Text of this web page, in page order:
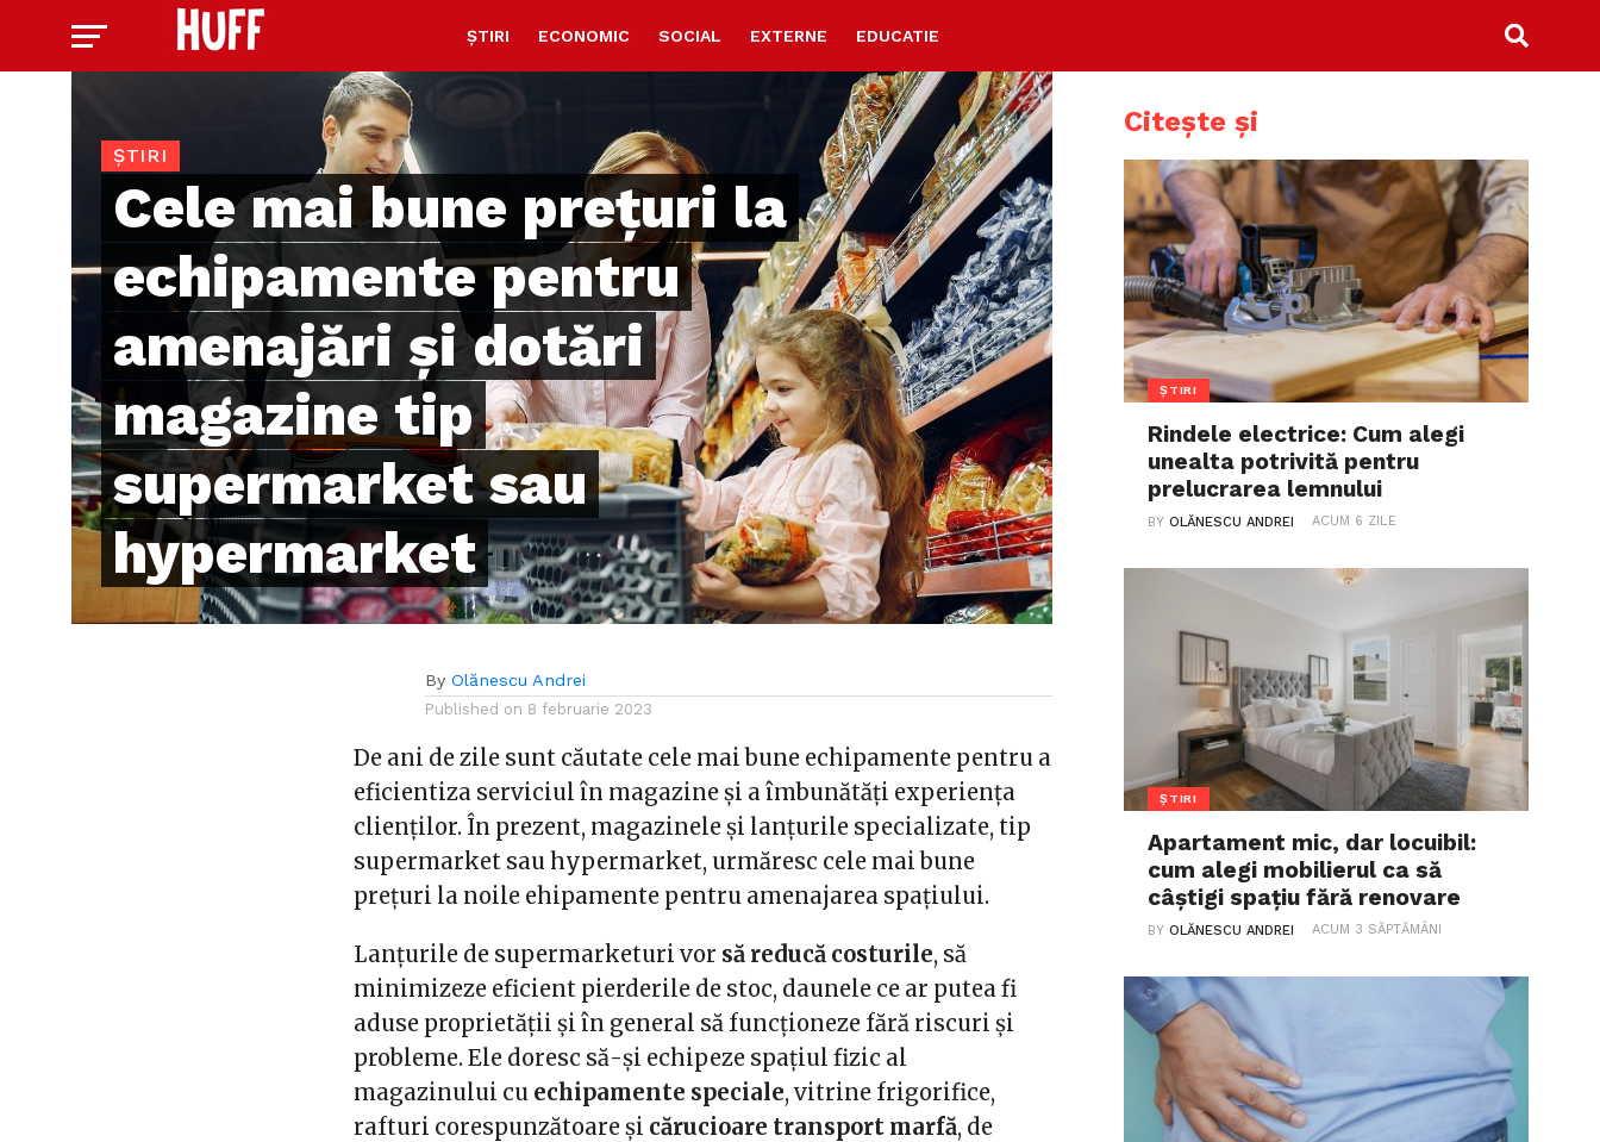
ȘTIRI ECONOMIC SOCIAL EXTERNE EDUCATIE
ȘTIRI
Cele mai bune prețuri la
echipamente pentru
amenajări și dotări
magazine tip
supermarket sau
hypermarket
By Olănescu Andrei
Published on 8 februarie 2023
De ani de zile sunt căutate cele mai bune echipamente pentru a
eficientiza serviciul în magazine și a îmbunătăți experiența
clienților. În prezent, magazinele și lanțurile specializate, tip
supermarket sau hypermarket, urmăresc cele mai bune
prețuri la noile ehipamente pentru amenajarea spațiului.
Lanțurile de supermarketuri vor să reducă costurile, să
minimizeze eficient pierderile de stoc, daunele ce ar putea fi
aduse proprietății și în general să funcționeze fără riscuri și
probleme. Ele doresc să-și echipeze spațiul fizic al
magazinului cu echipamente speciale, vitrine frigorifice,
rafturi corespunzătoare și cărucioare transport marfă, de
Citește și
ȘTIRI
Rindele electrice: Cum alegi
unealta potrivită pentru
prelucrarea lemnului
BYOLĂNESCU ANDREI ACUM 6 ZILE
ȘTIRI
Apartament mic, dar locuibil:
cum alegi mobilierul ca să
câștigi spațiu fără renovare
BYOLĂNESCU ANDREI ACUM 3 SĂPTĂMÂNI